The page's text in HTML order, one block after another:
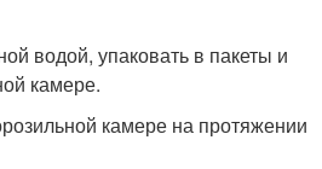
водой, упаковать в пакеты и
камере.
камере на протяжении